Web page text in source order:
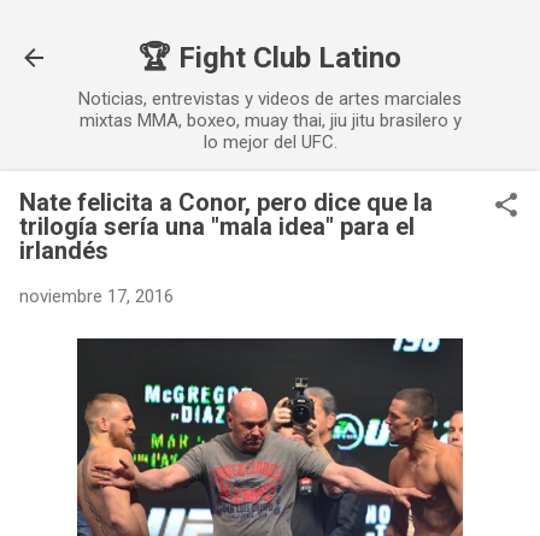
🏆 Fight Club Latino
Noticias, entrevistas y videos de artes marciales
mixtas MMA, boxeo, muay thai, jiu jitu brasilero y
lo mejor del UFC.
Nate felicita a Conor, pero dice que la
trilogía sería una "mala idea" para el
irlandés
noviembre 17, 2016